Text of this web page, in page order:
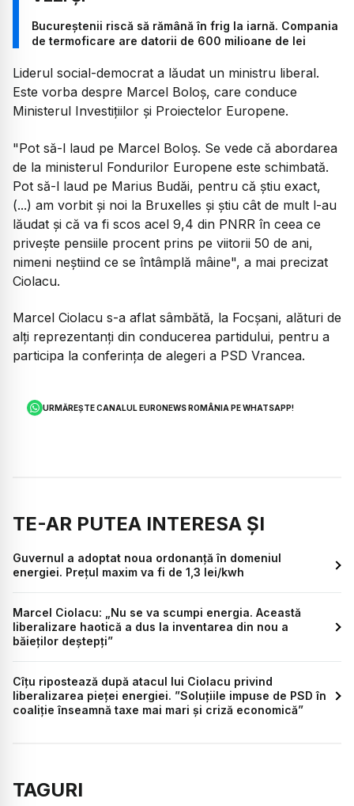
Bucureștenii riscă să rămână în frig la iarnă. Compania
de termoficare are datorii de 600 milioane de lei
Liderul social-democrat a lăudat un ministru liberal.
Este vorba despre Marcel Boloș, care conduce
Ministerul Investiţiilor şi Proiectelor Europene.
"Pot să-l laud pe Marcel Boloş. Se vede că abordarea
de la ministerul Fondurilor Europene este schimbată.
Pot să-l laud pe Marius Budăi, pentru că ştiu exact,
(...) am vorbit şi noi la Bruxelles şi ştiu cât de mult l-au
lăudat şi că va fi scos acel 9,4 din PNRR în ceea ce
priveşte pensiile procent prins pe viitorii 50 de ani,
nimeni neştiind ce se întâmplă mâine", a mai precizat
Ciolacu.
Marcel Ciolacu s-a aflat sâmbătă, la Focşani, alături de
alţi reprezentanţi din conducerea partidului, pentru a
participa la conferinţa de alegeri a PSD Vrancea.
URMĂREȘTE CANALUL EURONEWS ROMÂNIA PE WHATSAPP!
TE-AR PUTEA INTERESA ȘI
Guvernul a adoptat noua ordonanță în domeniul
energiei. Prețul maxim va fi de 1,3 lei/kwh
Marcel Ciolacu: „Nu se va scumpi energia. Această
liberalizare haotică a dus la inventarea din nou a
băieților deștepți”
Cîțu ripostează după atacul lui Ciolacu privind
liberalizarea pieței energiei. ”Soluțiile impuse de PSD în
coaliție înseamnă taxe mai mari și criză economică”
TAGURI